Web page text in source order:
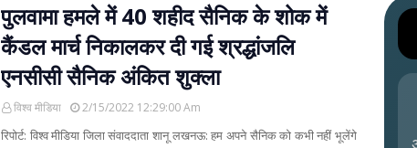
पुलवामा हमले में 40 शहीद सैनिक के शोक में
कैंडल मार्च निकालकर दी गई श्रद्धांजलि
एनसीसी सैनिक अंकित शुक्ला
विश्व मीडिया 2/15/2022 12:29:00 Am
रिपोर्ट: विश्व मीडिया जिला संवाददाता शानू लखनऊ: हम अपने सैनिक को कभी नहीं भूलेंगे